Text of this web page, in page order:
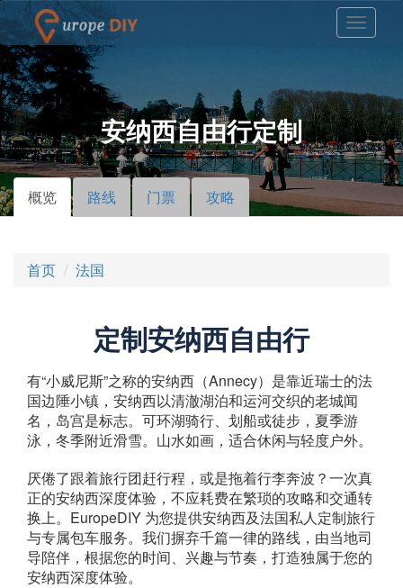
安纳西自由行定制
主标签
概览 （活
动标
路线 门票 攻略
首页 法国
定制安纳西自由行
有“小威尼斯”之称的安纳西（Annecy）是靠近瑞士的法
国边陲小镇，安纳西以清澈湖泊和运河交织的老城闻
名，岛宫是标志。可环湖骑行、划船或徒步，夏季游
泳，冬季附近滑雪。山水如画，适合休闲与轻度户外。
厌倦了跟着旅行团赶行程，或是拖着行李奔波？一次真
正的安纳西深度体验，不应耗费在繁琐的攻略和交通转
换上。EuropeDIY 为您提供安纳西及法国私人定制旅行
与专属包车服务。我们摒弃千篇一律的路线，由当地司
导陪伴，根据您的时间、兴趣与节奏，打造独属于您的
安纳西深度体验。